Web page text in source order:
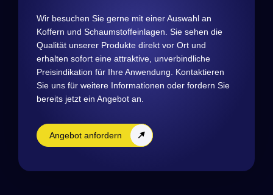
Wir besuchen Sie gerne mit einer Auswahl an
Koffern und Schaumstoffeinlagen. Sie sehen die
Qualität unserer Produkte direkt vor Ort und
erhalten sofort eine attraktive, unverbindliche
Preisindikation für Ihre Anwendung. Kontaktieren
Sie uns für weitere Informationen oder fordern Sie
bereits jetzt ein Angebot an.
Angebot anfordern